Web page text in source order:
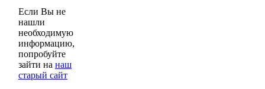
Если Вы не
нашли
необходимую
информацию,
попробуйте
зайти на наш
старый сайт